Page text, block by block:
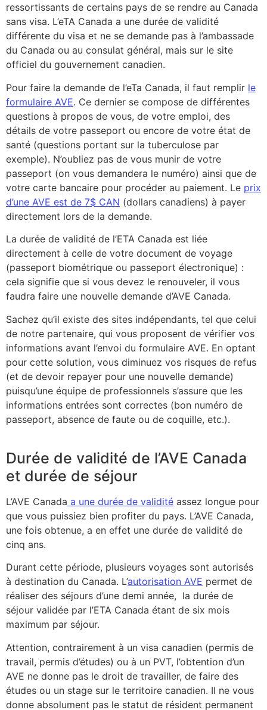
ressortissants de certains pays de se rendre au Canada
sans visa. L’eTA Canada a une durée de validité
différente du visa et ne se demande pas à l’ambassade
du Canada ou au consulat général, mais sur le site
officiel du gouvernement canadien.
Pour faire la demande de l’eTa Canada, il faut remplir le
formulaire AVE. Ce dernier se compose de différentes
questions à propos de vous, de votre emploi, des
détails de votre passeport ou encore de votre état de
santé (questions portant sur la tuberculose par
exemple). N’oubliez pas de vous munir de votre
passeport (on vous demandera le numéro) ainsi que de
votre carte bancaire pour procéder au paiement. Le prix
d’une AVE est de 7$ CAN (dollars canadiens) à payer
directement lors de la demande.
La durée de validité de l’ETA Canada est liée
directement à celle de votre document de voyage
(passeport biométrique ou passeport électronique) :
cela signifie que si vous devez le renouveler, il vous
faudra faire une nouvelle demande d’AVE Canada.
Sachez qu’il existe des sites indépendants, tel que celui
de notre partenaire, qui vous proposent de vérifier vos
informations avant l’envoi du formulaire AVE. En optant
pour cette solution, vous diminuez vos risques de refus
(et de devoir repayer pour une nouvelle demande)
puisqu’une équipe de professionnels s’assure que les
informations entrées sont correctes (bon numéro de
passeport, absence de faute ou de coquille, etc.).
Durée de validité de l’AVE Canada
et durée de séjour
L’AVE Canada a une durée de validité assez longue pour
que vous puissiez bien profiter du pays. L’AVE Canada,
une fois obtenue, a en effet une durée de validité de
cinq ans.
Durant cette période, plusieurs voyages sont autorisés
à destination du Canada. L’autorisation AVE permet de
réaliser des séjours d’une demi année, la durée de
séjour validée par l’ETA Canada étant de six mois
maximum par séjour.
Attention, contrairement à un visa canadien (permis de
travail, permis d’études) ou à un PVT, l’obtention d’un
AVE ne donne pas le droit de travailler, de faire des
études ou un stage sur le territoire canadien. Il ne vous
donne absolument pas le statut de résident permanent